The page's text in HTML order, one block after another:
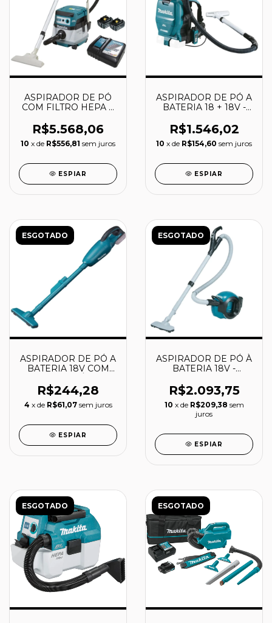
ASPIRADOR DE PÓ
COM FILTRO HEPA A
DVC863LPT2 -
MAKITA
R$5.568,06
10 x de R$556,81 sem juros
ESPIAR
ASPIRADOR DE PÓ A
BATERIA 18 + 18V -
R$1.546,02
10 x de R$154,60 sem juros
ESPIAR
ESGOTADO
ASPIRADOR DE PÓ A
BATERIA 18V COM
DCL180ZB - MAKITA
R$244,28
4 x de R$61,07 sem juros
ESPIAR
ESGOTADO
ASPIRADOR DE PÓ À
BATERIA 18V -
R$2.093,75
10 x de R$209,38 sem
juros
ESPIAR
ESGOTADO ESGOTADO